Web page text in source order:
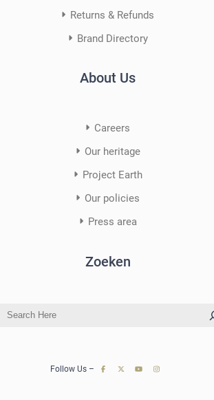
Returns & Refunds
Brand Directory
About Us
Careers
Our heritage
Project Earth
Our policies
Press area
Zoeken
Follow Us –